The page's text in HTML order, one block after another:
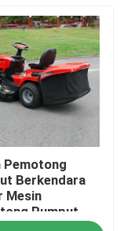
Pemotong
Berkendara
Mesin
Rumput
Berkendara